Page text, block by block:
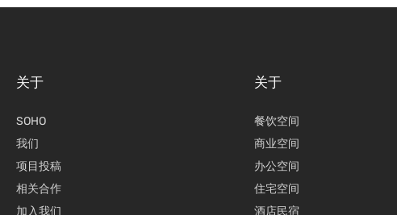
关于
SOHO
我们
项目投稿
相关合作
加入我们
关于
餐饮空间
商业空间
办公空间
住宅空间
酒店民宿